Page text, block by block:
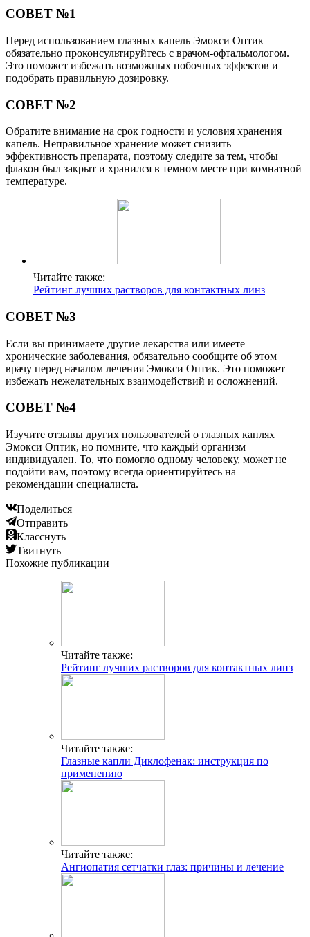
СОВЕТ №1
Перед использованием глазных капель Эмокси Оптик
обязательно проконсультируйтесь с врачом-офтальмологом.
Это поможет избежать возможных побочных эффектов и
подобрать правильную дозировку.
СОВЕТ №2
Обратите внимание на срок годности и условия хранения
капель. Неправильное хранение может снизить
эффективность препарата, поэтому следите за тем, чтобы
флакон был закрыт и хранился в темном месте при комнатной
температуре.
Читайте также:
Рейтинг лучших растворов для контактных линз
СОВЕТ №3
Если вы принимаете другие лекарства или имеете
хронические заболевания, обязательно сообщите об этом
врачу перед началом лечения Эмокси Оптик. Это поможет
избежать нежелательных взаимодействий и осложнений.
СОВЕТ №4
Изучите отзывы других пользователей о глазных каплях
Эмокси Оптик, но помните, что каждый организм
индивидуален. То, что помогло одному человеку, может не
подойти вам, поэтому всегда ориентируйтесь на
рекомендации специалиста.
Поделиться
Отправить
Класснуть
Твитнуть
Похожие публикации
Читайте также:
Рейтинг лучших растворов для контактных линз
Читайте также:
Глазные капли Диклофенак: инструкция по
применению
Читайте также:
Ангиопатия сетчатки глаз: причины и лечение